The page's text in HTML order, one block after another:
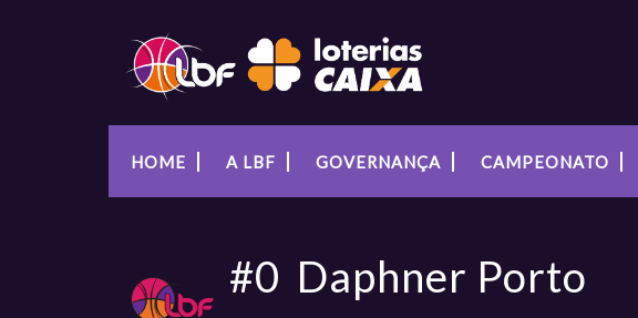
HOME A LBF GOVERNANÇA CAMPEONATO
#0 Daphner Porto